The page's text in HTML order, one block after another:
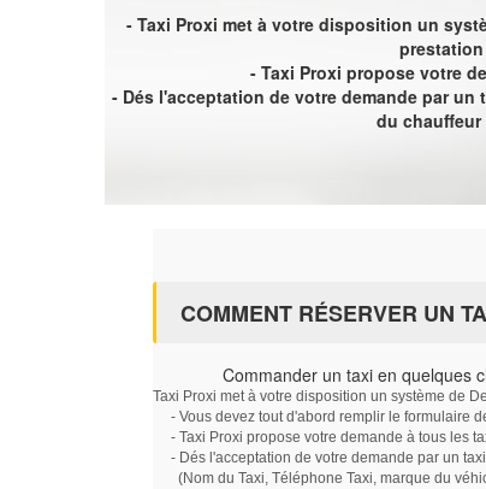
- Taxi Proxi met à votre disposition un
- Taxi Proxi propose votre
- Dés l'acceptation de votre demande par un
du
COMMENT RÉSERVER UN
Commander un taxi en quelques
Taxi Proxi met à votre disposition un système de
- Vous devez tout d'abord remplir le formulaire
- Taxi Proxi propose votre demande à tous les
- Dés l'acceptation de votre demande par un
(Nom du Taxi, Téléphone Taxi, marque du